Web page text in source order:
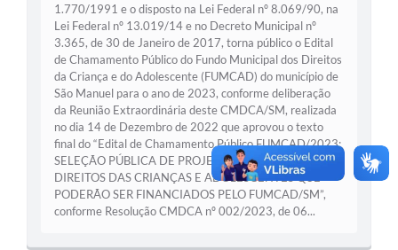
1.770/1991 e o disposto na Lei Federal nº 8.069/90, na
Lei Federal nº 13.019/14 e no Decreto Municipal nº
3.365, de 30 de Janeiro de 2017, torna público o Edital
de Chamamento Público do Fundo Municipal dos Direitos
da Criança e do Adolescente (FUMCAD) do município de
São Manuel para o ano de 2023, conforme deliberação
da Reunião Extraordinária deste CMDCA/SM, realizada
no dia 14 de Dezembro de 2022 que aprovou o texto
final do “Edital de Chamamento Público FUMCAD/2023:
SELEÇÃO PÚBLICA DE PROJETOS RELATIVOS AOS
DIREITOS DAS CRIANÇAS E ADOLESCENTES QUE
PODERÃO SER FINANCIADOS PELO FUMCAD/SM”,
conforme Resolução CMDCA nº 002/2023, de 06...